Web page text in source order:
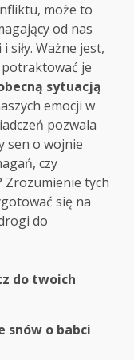
może to
od nas
siły. Ważne jest,
je
sytuacją
emocji w
pozwala
sen o wojnie
czy
Zrozumienie tych
się na
do
do twoich
snów o babci